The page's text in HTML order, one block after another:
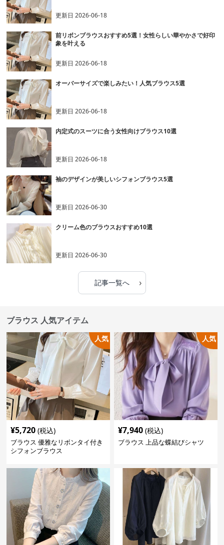
更新日2026-06-18
前リボンブラウスおすすめ5選！女性らしい華やかさで好印
象を叶える
更新日2026-06-18
オーバーサイズで楽しみたい！人気ブラウス5選
更新日2026-06-18
内定式のスーツに合う女性向けブラウス10選
更新日2026-06-18
袖のデザインが美しいシフォンブラウス5選
更新日2026-06-30
クリーム色のブラウスおすすめ10選
更新日2026-06-30
記事一覧へ ›
ブラウス 人気アイテム
人気
¥5,720 (税込)
ブラウス 優雅なリボンタイ付き
シフォンブラウス
人気
¥7,940 (税込)
ブラウス 上品な蝶結びシャツ